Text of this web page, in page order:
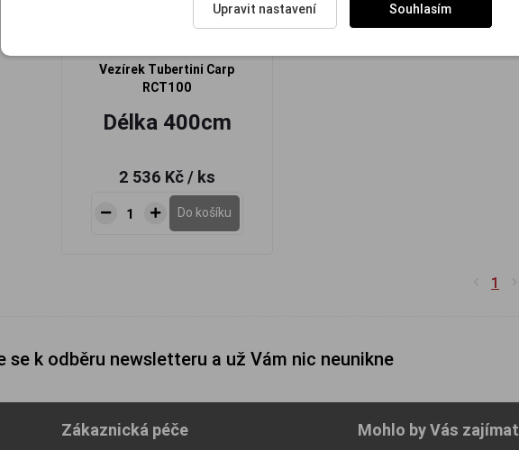
Vezírek Tubertini Carp
RCT100
Délka 400cm
2 536 Kč/ ks
Do košíku
1
se k odběru newsletteru a už Vám nic neunikne
Zákaznická péče Mohlo by Vás zajímat
Upravit nastavení Souhlasím